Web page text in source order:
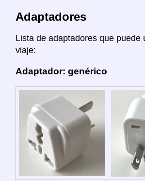
Adaptadores
Lista de adaptadores que puede
viaje:
Adaptador: genérico